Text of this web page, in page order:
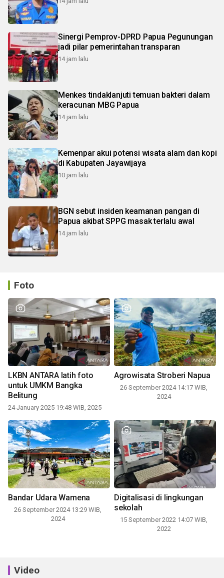
Sinergi Pemprov-DPRD Papua Pegunungan
jadi pilar pemerintahan transparan
14 jam lalu
Menkes tindaklanjuti temuan bakteri dalam
keracunan MBG Papua
14 jam lalu
Kemenpar akui potensi wisata alam dan kopi
di Kabupaten Jayawijaya
10 jam lalu
BGN sebut insiden keamanan pangan di
Papua akibat SPPG masak terlalu awal
14 jam lalu
Foto
LKBN ANTARA latih foto
untuk UMKM Bangka
Belitung
24 January 2025 19:48 WIB, 2025
Agrowisata Stroberi Napua
26 September 2024 14:17 WIB,
2024
Bandar Udara Wamena
26 September 2024 13:29 WIB,
2024
Digitalisasi di lingkungan
sekolah
15 September 2022 14:07 WIB,
2022
Video